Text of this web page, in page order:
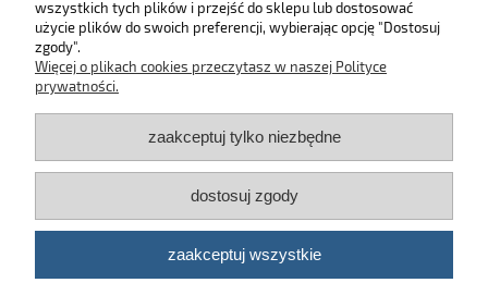
MOJE KONTO
BĄDŹ NA BIEŻĄCO!
Kosmetyki samochodowe Automotive Care©2026 | PlatformaShoper
pokaż pełną wersję strony
wszystkich tych plików i przejść do sklepu lub dostosować
użycie plików do swoich preferencji, wybierając opcję "Dostosuj
zgody".
Więcej o plikach cookies przeczytasz w naszej Polityce
prywatności.
zaakceptuj tylko niezbędne
dostosuj zgody
zaakceptuj wszystkie